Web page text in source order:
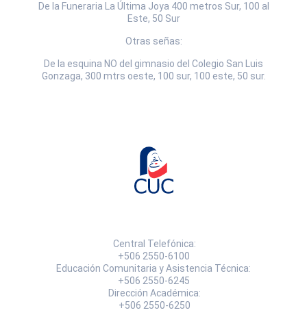
De la Funeraria La Última Joya 400 metros Sur, 100 al
Este, 50 Sur
Otras señas:
De la esquina NO del gimnasio del Colegio San Luis
Gonzaga, 300 mtrs oeste, 100 sur, 100 este, 50 sur.
Central Telefónica:
+506 2550-6100
Educación Comunitaria y Asistencia Técnica:
+506 2550-6245
Dirección Académica:
+506 2550-6250